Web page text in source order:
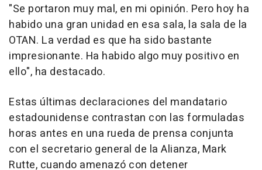
"Se portaron muy mal, en mi opinión. Pero hoy ha
habido una gran unidad en esa sala, la sala de la
OTAN. La verdad es que ha sido bastante
impresionante. Ha habido algo muy positivo en
ello", ha destacado.
Estas últimas declaraciones del mandatario
estadounidense contrastan con las formuladas
horas antes en una rueda de prensa conjunta
con el secretario general de la Alianza, Mark
Rutte, cuando amenazó con detener